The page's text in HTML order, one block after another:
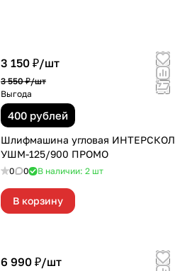
3 150 ₽/шт
3 550 ₽/шт
Выгода
400 рублей
Шлифмашина угловая ИНТЕРСКОЛ
УШМ-125/900 ПРОМО
0 0 В наличии: 2 шт
В корзину
6 990 ₽/шт